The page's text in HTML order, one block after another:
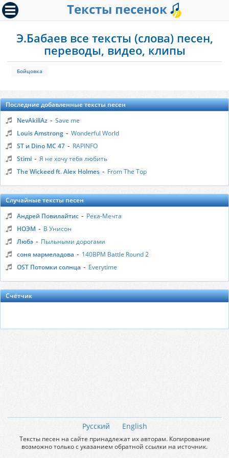
Тексты песенок
Э.Бабаев все тексты (слова) песен,
переводы, видео, клипы
Бойцовка
Последние добавленные тексты песен
NevAkillAz - Save me
Louis Amstrong - Wonderful World
ST и Dino MC 47 - RAPINFO
Stimi - Я не хочу тебя любить
The Wickeed ft. Alex Holmes - From The Top
Случайные тексты песен
Андрей Повилайтис - Река-Мечта
НОЭМ - В Унисон
Любэ - Пыльными дорогами
соня мармеладова - 140BPM Battle Round 2
OST Потомки солнца - Everytime
Счётчик
Русский English
Тексты песен на сайте принадлежат их авторам. Копирование
возможно только с указанием обратной ссылки на источник.